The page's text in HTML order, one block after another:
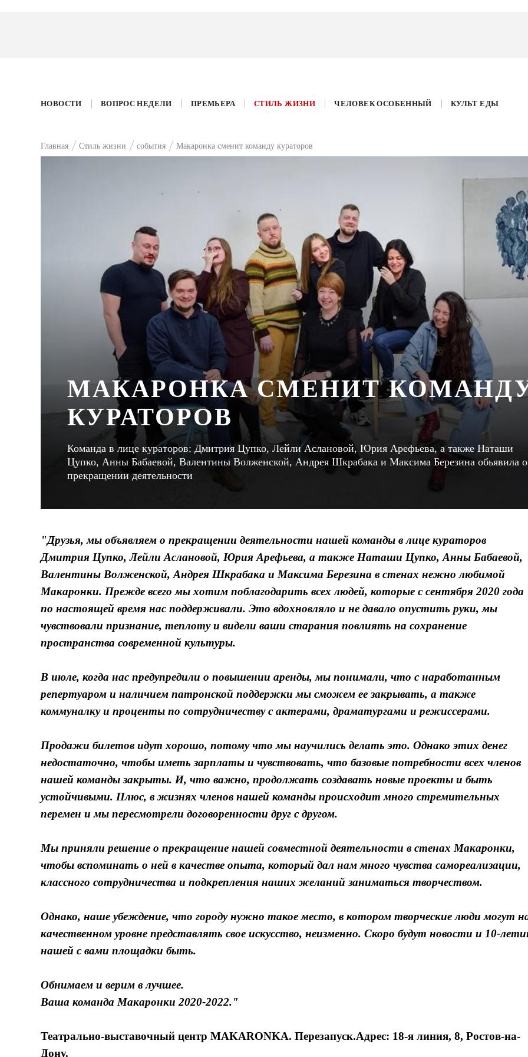
НОВОСТИ ВОПРОС НЕДЕЛИ ПРЕМЬЕРА СТИЛЬ ЖИЗНИ ЧЕЛОВЕК ОСОБЕННЫЙ КУЛЬТ ЕДЫ
Главная Стиль жизни события Макаронка сменит команду кураторов
МАКАРОНКА СМЕНИТ
КУРАТОРОВ
Команда в лице кураторов: Дмитрия Цупко, Лейли Аслановой, Юрия Арефьева, а также Наташи
Цупко, Анны Бабаевой, Валентины Волженской, Андрея Шкрабака и Максима Березина обьявила о
прекращении деятельности
"Друзья, мы объявляем о прекращении деятельности нашей команды в лице кураторов
Дмитрия Цупко, Лейли Аслановой, Юрия Арефьева, а также Наташи Цупко, Анны Бабаевой,
Валентины Волженской, Андрея Шкрабака и Максима Березина в стенах нежно любимой
Макаронки. Прежде всего мы хотим поблагодарить всех людей, которые с сентября 2020 года
по настоящей время нас поддерживали. Это вдохновляло и не давало опустить руки, мы
чувствовали признание, теплоту и видели ваши старания повлиять на сохранение
пространства современной культуры.
В июле, когда нас предупредили о повышении аренды, мы понимали, что с наработанным
репертуаром и наличием патронской поддержки мы сможем ее закрывать, а также
коммуналку и проценты по сотрудничеству с актерами, драматургами и режиссерами.
Продажи билетов идут хорошо, потому что мы научились делать это. Однако этих денег
недостаточно, чтобы иметь зарплаты и чувствовать, что базовые потребности всех членов
нашей команды закрыты. И, что важно, продолжать создавать новые проекты и быть
устойчивыми. Плюс, в жизнях членов нашей команды происходит много стремительных
перемен и мы пересмотрели договоренности друг с другом.
Мы приняли решение о прекращение нашей совместной деятельности в стенах Макаронки,
чтобы вспоминать о ней в качестве опыта, который дал нам много чувства самореализации,
классного сотрудничества и подкрепления наших желаний заниматься творчеством.
Однако, наше убеждение, что городу нужно такое место, в котором творческие люди могут
качественном уровне представлять свое искусство, неизменно. Скоро будут новости и 10-
нашей с вами площадки быть.
Обнимаем и верим в лучшее.
Ваша команда Макаронки 2020-2022."
Театрально-выставочный центр MAKARONKA. Перезапуск.Адрес: 18-я линия, 8, Ростов-на-
Дону.